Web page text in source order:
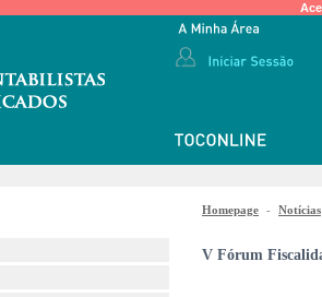
Homepage - Notícias
V Fórum